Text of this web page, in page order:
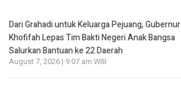
Dari Grahadi untuk Keluarga Pejuang, Gubernur
Khofifah Lepas Tim Bakti Negeri Anak Bangsa
Salurkan Bantuan ke 22 Daerah
August 7, 2026 | 9:07 am WIB